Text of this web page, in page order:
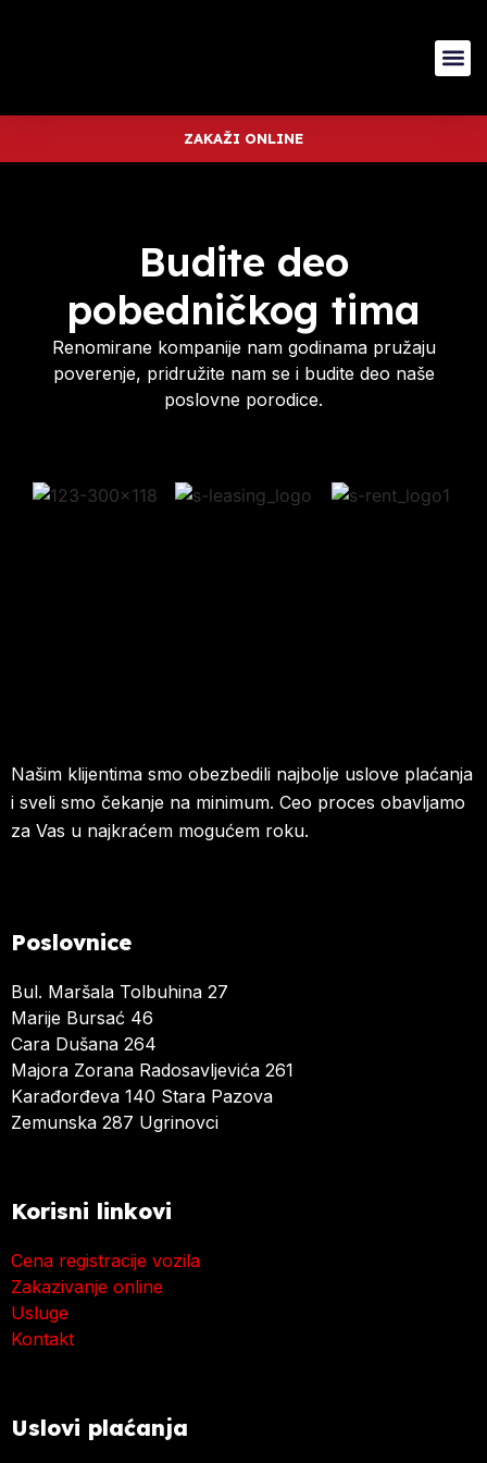
ZAKAŽI ONLINE
Budite deo
pobedničkog tima
Renomirane kompanije nam godinama pružaju
poverenje, pridružite nam se i budite deo naše
poslovne porodice.
Našim klijentima smo obezbedili najbolje uslove plaćanja
i sveli smo čekanje na minimum. Ceo proces obavljamo
za Vas u najkraćem mogućem roku.
Poslovnice
Bul. Maršala Tolbuhina 27
Marije Bursać 46
Cara Dušana 264
Majora Zorana Radosavljevića 261
Karađorđeva 140 Stara Pazova
Zemunska 287 Ugrinovci
Korisni linkovi
Cena registracije vozila
Zakazivanje online
Usluge
Kontakt
Uslovi plaćanja